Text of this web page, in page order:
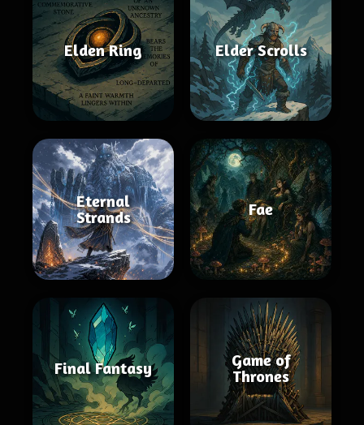
Elden Ring Elder Scrolls
Eternal
Strands
Fae
Final Fantasy
Game of
Thrones